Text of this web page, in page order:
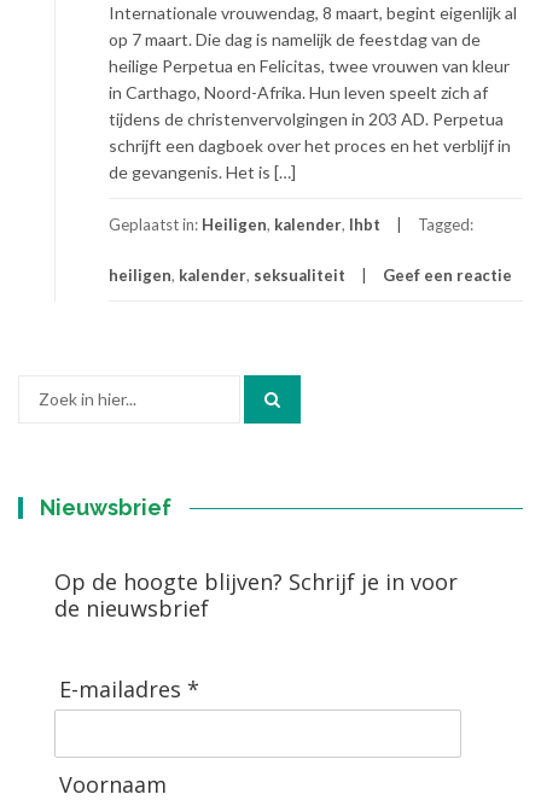
Internationale vrouwendag, 8 maart, begint eigenlijk al
op 7 maart. Die dag is namelijk de feestdag van de
heilige Perpetua en Felicitas, twee vrouwen van kleur
in Carthago, Noord-Afrika. Hun leven speelt zich af
tijdens de christenvervolgingen in 203 AD. Perpetua
schrijft een dagboek over het proces en het verblijf in
de gevangenis. Het is […]
Geplaatst in: Heiligen, kalender, lhbt Tagged:
heiligen, kalender, seksualiteit Geef een reactie
Nieuwsbrief
Op de hoogte blijven? Schrijf je in voor
de nieuwsbrief
E-mailadres *
Voornaam